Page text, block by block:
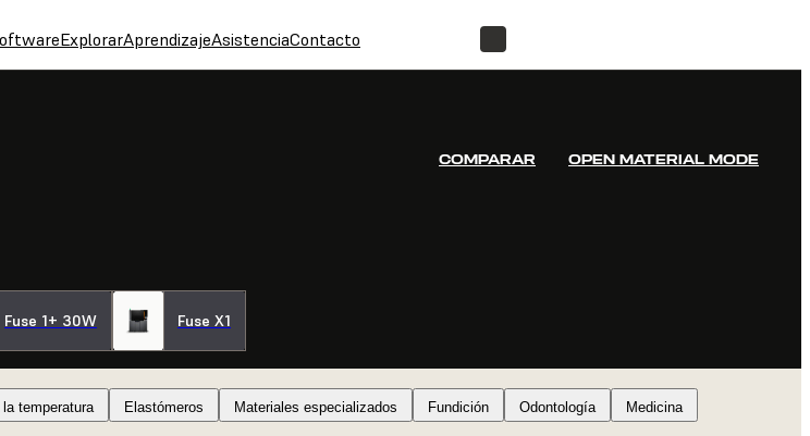
ExplorarAprendizajeAsistenciaContacto
COMPARAR OPEN MATERIAL MODE
Fuse 1+ 30W
Fuse X1
temperatura Elastómeros Materiales especializados Fundición Odontología Medicina